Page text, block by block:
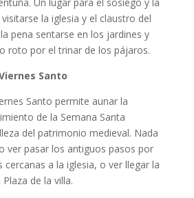
la iglesia y el claustro del
pena sentarse en los jardines y
roto por el trinar de los pájaros.
Santo
Santo permite aunar la
de la Semana Santa
del patrimonio medieval. Nada
ver pasar los antiguos pasos por
cercanas a la iglesia, o ver llegar la
de la villa.